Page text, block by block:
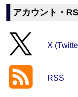
アカウント・
X
RSS